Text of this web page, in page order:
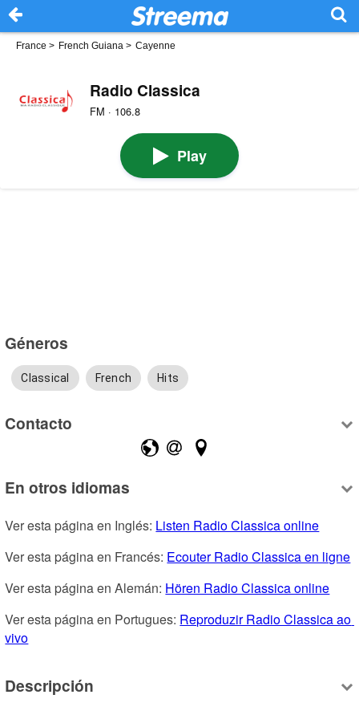
France > French Guiana > Cayenne
Radio Classica
FM · 106.8
Play
Géneros
Classical French Hits
Contacto
En otros idiomas
Ver esta página en Inglés: Listen Radio Classica online
Ver esta página en Francés: Ecouter Radio Classica en ligne
Ver esta página en Alemán: Hören Radio Classica online
Ver esta página en Portugues: Reproduzir Radio Classica ao
vivo
Descripción